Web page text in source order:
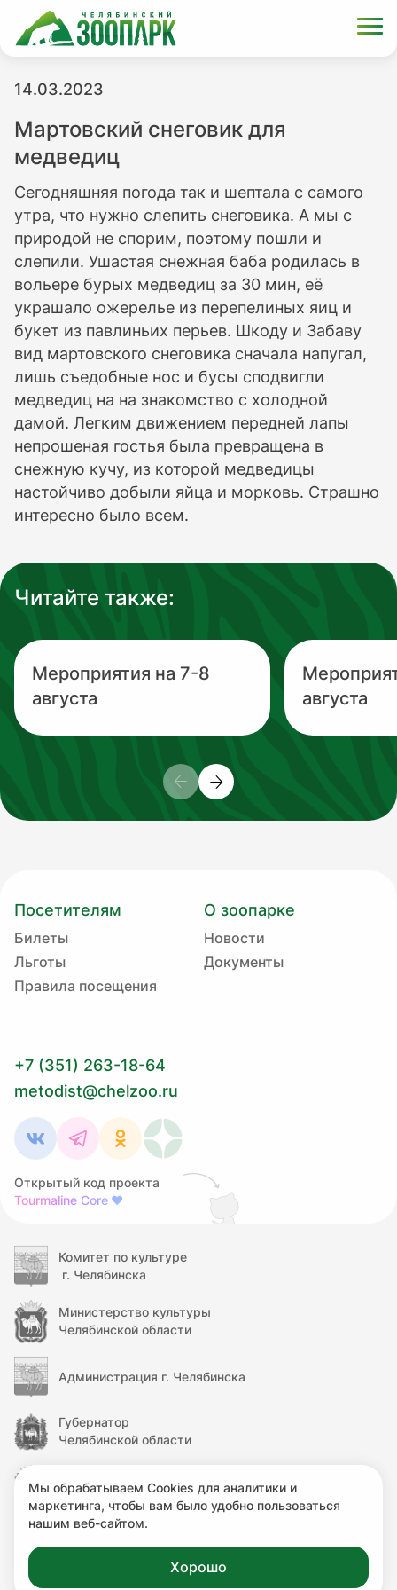
14.03.2023
Мартовский снеговик для
медведиц
Сегодняшняя погода так и шептала с самого
утра, что нужно слепить снеговика. А мы с
природой не спорим, поэтому пошли и
слепили. Ушастая снежная баба родилась в
вольере бурых медведиц за 30 мин, её
украшало ожерелье из перепелиных яиц и
букет из павлиньих перьев. Шкоду и Забаву
вид мартовского снеговика сначала напугал,
лишь съедобные нос и бусы сподвигли
медведиц на на знакомство с холодной
дамой. Легким движением передней лапы
непрошеная гостья была превращена в
снежную кучу, из которой медведицы
настойчиво добыли яйца и морковь. Страшно
интересно было всем.
Читайте также:
Мероприятия на 7-8
августа
августа
Посетителям
Билеты
Льготы
Правила посещения
О зоопарке
Новости
Документы
+7 (351) 263-18-64
metodist@chelzoo.ru
Открытый код проекта
Tourmaline Core ❤
Комитет по культуре
г. Челябинска
Министерство культуры
Челябинской области
Администрация г. Челябинска
Губернатор
Челябинской области
Челябинской области
Министерство культуры
Российской Федерации
Мы обрабатываем Cookies для аналитики и
маркетинга, чтобы вам было удобно пользоваться
нашим веб-сайтом.
Хорошо